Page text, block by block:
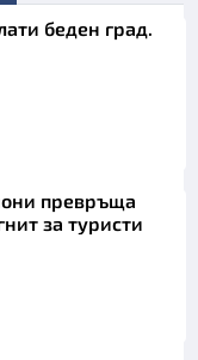
беден град.
превръща
за туристи